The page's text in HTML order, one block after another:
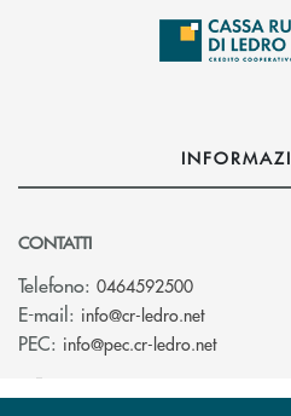
CONTATTI
Telefono: 0464592500
E-mail: info@cr-ledro.net(si apre
PEC: info@pec.cr-ledro.net(si apre